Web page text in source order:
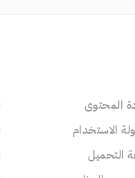
المحتوى
الاستخدام
التحميل